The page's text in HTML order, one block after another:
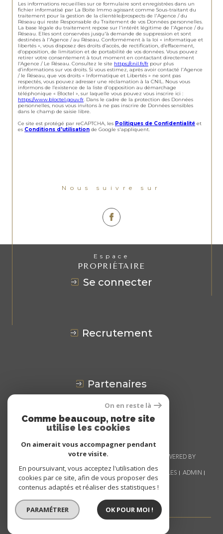
Les informations recueillies sur ce formulaire sont enregistrées dans un
fichier informatisé par La Boite Immo agissant comme Sous-traitant du
traitement pour la gestion de la clientèle/prospects de l'Agence / du
Réseau qui reste Responsable du Traitement de vos Données personnelles.
La base légale du traitement repose sur l'intérêt légitime de l'Agence / du
Réseau. Elles sont conservées jusqu'à demande de suppression et sont
destinées à l'Agence / au Réseau. Conformément à la loi « informatique et
libertés », vous disposez des droits d’accès, de rectification, d’effacement,
d’opposition, de limitation et de portabilité de vos données. Vous pouvez
retirer votre consentement à tout moment en contactant directement
l’Agence / Le Réseau. Consultez le site https://cnil.fr/fr pour plus
d’informations sur vos droits. Si vous estimez, après avoir contacté l'Agence
/ le Réseau, que vos droits « Informatique et Libertés » ne sont pas
respectés, vous pouvez adresser une réclamation à la CNIL. Nous vous
informons de l’existence de la liste d'opposition au démarchage
téléphonique « Bloctel », sur laquelle vous pouvez vous inscrire ici :
https://www.bloctel.gouv.fr . Dans le cadre de la protection des Données
personnelles, nous vous invitons à ne pas inscrire de Données sensibles
dans le champ de saisie libre.
Ce site est protégé par reCAPTCHA, les Politiques de Confidentialité et
es Conditions d'utilisation de Google s'appliquent.
Nous suivre sur
Espace
PROPRIÉTAIRE
se connecter
recrutement
partenaires
Avis
CLIENTS
© 2026 | TOUS DROITS RÉSERVÉS | TRADUCTION POWERED BY
GOOGLE |
NOS HONORAIRES
PLAN DU SITE MENTIONS LÉGALES
ADMIN
NOS LIENS
POLITIQUE RGPD COOKIES
On en reste là
Comme beaucoup, notre site
utilise les cookies
On aimerait vous accompagner pendant
votre visite.
En poursuivant, vous acceptez l'utilisation des
cookies par ce site, afin de vous proposer des
contenus adaptés et réaliser des statistiques !
PARAMÉTRER OK POUR MOI !